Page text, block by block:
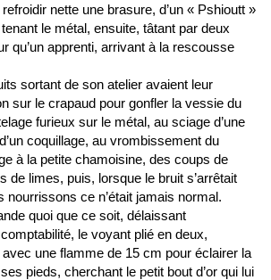
nette une brasure, d’un « Pshioutt »
le métal, ensuite, tâtant par deux
qu’un apprenti, arrivant à la rescousse
sortant de son atelier avaient leur
sur le crapaud pour gonfler la vessie du
furieux sur le métal, au sciage d’une
coquillage, au vrombissement du
à la petite chamoisine, des coups de
de limes, puis, lorsque le bruit s’arrêtait
nourrissons ce n’était jamais normal.
quoi que ce soit, délaissant
le voyant plié en deux,
une flamme de 15 cm pour éclairer la
pieds, cherchant le petit bout d’or qui lui